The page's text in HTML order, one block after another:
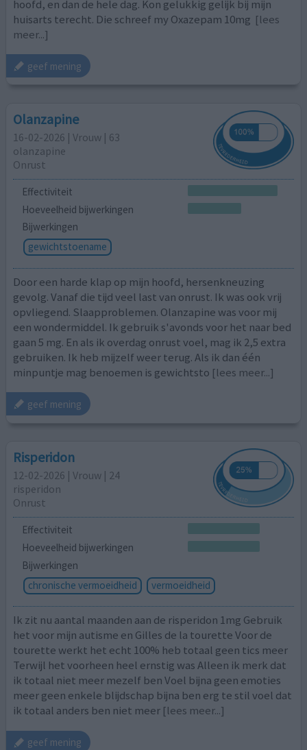
hoofd, en dan de hele dag. Kon gelukkig gelijk bij mijn
huisarts terecht. Die schreef my Oxazepam 10mg [lees
meer...]
geef mening
Olanzapine
16-02-2026 | Vrouw | 63
olanzapine
Onrust
Effectiviteit
Hoeveelheid bijwerkingen
Bijwerkingen
gewichtstoename
Door een harde klap op mijn hoofd, hersenkneuzing
gevolg. Vanaf die tijd veel last van onrust. Ik was ook vrij
opvliegend. Slaapproblemen. Olanzapine was voor mij
een wondermiddel. Ik gebruik s'avonds voor het naar bed
gaan 5 mg. En als ik overdag onrust voel, mag ik 2,5 extra
gebruiken. Ik heb mijzelf weer terug. Als ik dan één
minpuntje mag benoemen is gewichtsto [lees meer...]
geef mening
Risperidon
12-02-2026 | Vrouw | 24
risperidon
Onrust
Effectiviteit
Hoeveelheid bijwerkingen
Bijwerkingen
chronische vermoeidheid
vermoeidheid
Ik zit nu aantal maanden aan de risperidon 1mg Gebruik
het voor mijn autisme en Gilles de la tourette Voor de
tourette werkt het echt 100% heb totaal geen tics meer
Terwijl het voorheen heel ernstig was Alleen ik merk dat
ik totaal niet meer mezelf ben Voel bijna geen emoties
meer geen enkele blijdschap bijna ben erg te stil voel dat
ik totaal anders ben niet meer [lees meer...]
geef mening